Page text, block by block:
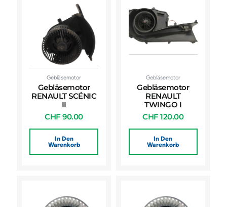
Gebläsemotor
Gebläsemotor
RENAULT SCÉNIC
II
CHF 90.00
In Den
Warenkorb
Gebläsemotor
Gebläsemotor
RENAULT
TWINGO I
CHF 120.00
In Den
Warenkorb